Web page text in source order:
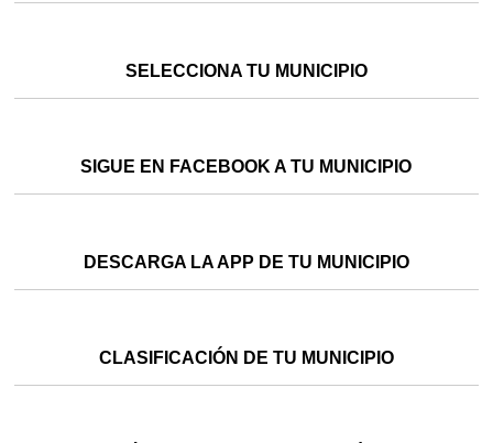
SELECCIONA TU MUNICIPIO
SIGUE EN FACEBOOK A TU MUNICIPIO
DESCARGA LA APP DE TU MUNICIPIO
CLASIFICACIÓN DE TU MUNICIPIO